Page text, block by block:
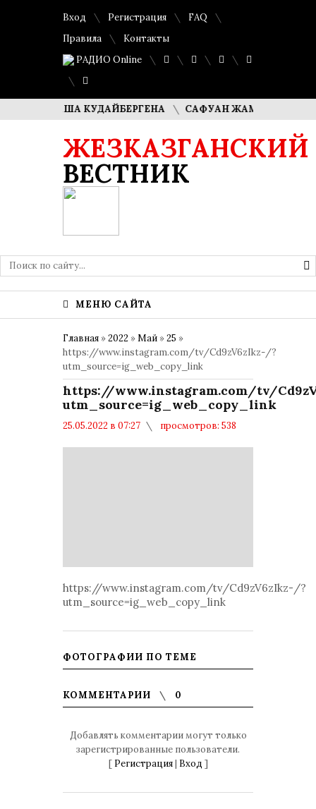
Вход Регистрация
FAQ
Правила
Контакты
РАДИО Online
ДИМАША КУДАЙБЕРГЕНА САФУАН ЖАМПЕИСОВ: «МЫ
ЖЕЗКАЗГАНСКИЙ
ВЕСТНИК
МЕНЮ САЙТА
Главная »2022 »Май »25 »
https://www.instagram.com/tv/Cd9zV6zIkz-/?
utm_source=ig_web_copy_link
https://www.instagram.com/tv/
utm_source=ig_web_copy_link
25.05.2022 в 07:27
просмотров: 538
https://www.instagram.com/tv/Cd9zV6zIkz-/?
utm_source=ig_web_copy_link
ФОТОГРАФИИ ПО ТЕМЕ
КОММЕНТАРИИ 0
Добавлять комментарии могут только
зарегистрированные пользователи.
[ Регистрация| Вход ]